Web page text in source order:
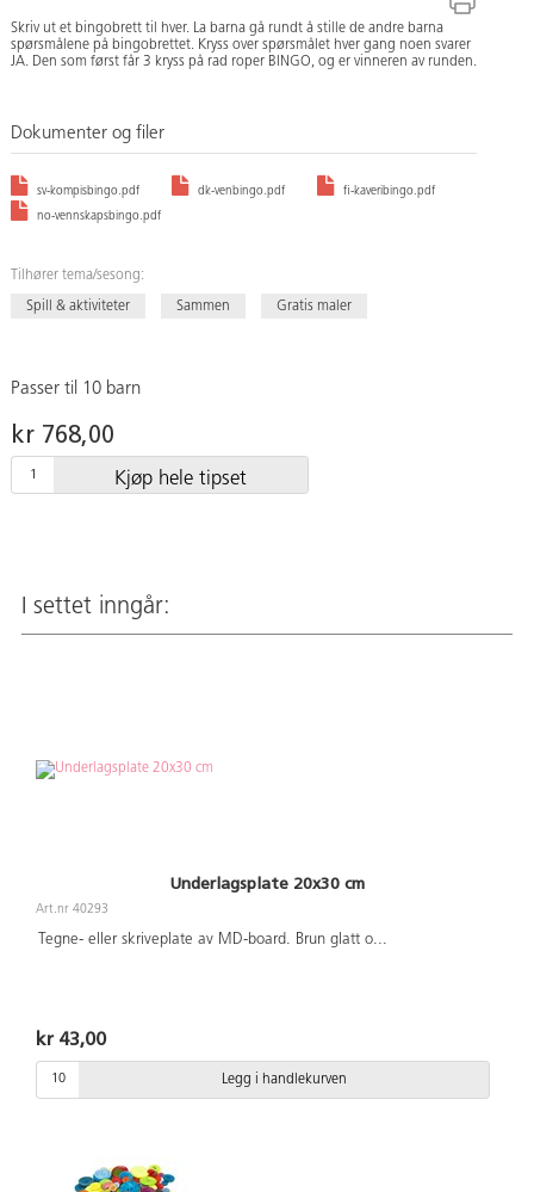
Skriv ut et bingobrett til hver. La barna gå rundt å stille de andre barna
spørsmålene på bingobrettet. Kryss over spørsmålet hver gang noen svarer
JA. Den som først får 3 kryss på rad roper BINGO, og er vinneren av runden.
Dokumenter og filer
sv-kompisbingo.pdf dk-venbingo.pdf
fi-kaveribingo.pdf
no-vennskapsbingo.pdf
Tilhører tema/sesong:
Spill & aktiviteter Sammen Gratis maler
Passer til 10 barn
kr 768,00
Kjøp hele tipset
I settet inngår:
Underlagsplate 20x30 cm
Art.nr 40293
Tegne- eller skriveplate av MD-board. Brun glatt o...
kr 43,00
Legg i handlekurven